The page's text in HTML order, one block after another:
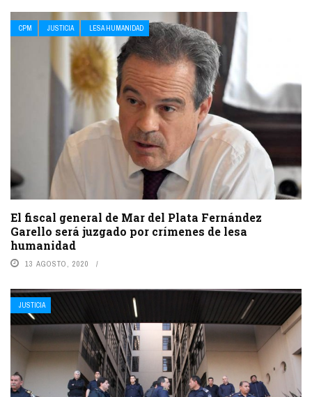
CPM JUSTICIA LESA HUMANIDAD
El fiscal general de Mar del Plata Fernández
Garello será juzgado por crímenes de lesa
humanidad
13 AGOSTO, 2020
JUSTICIA